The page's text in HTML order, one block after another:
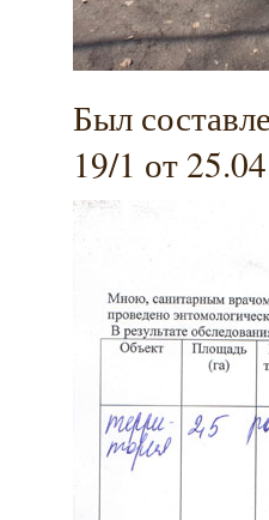
Был
19/1 от